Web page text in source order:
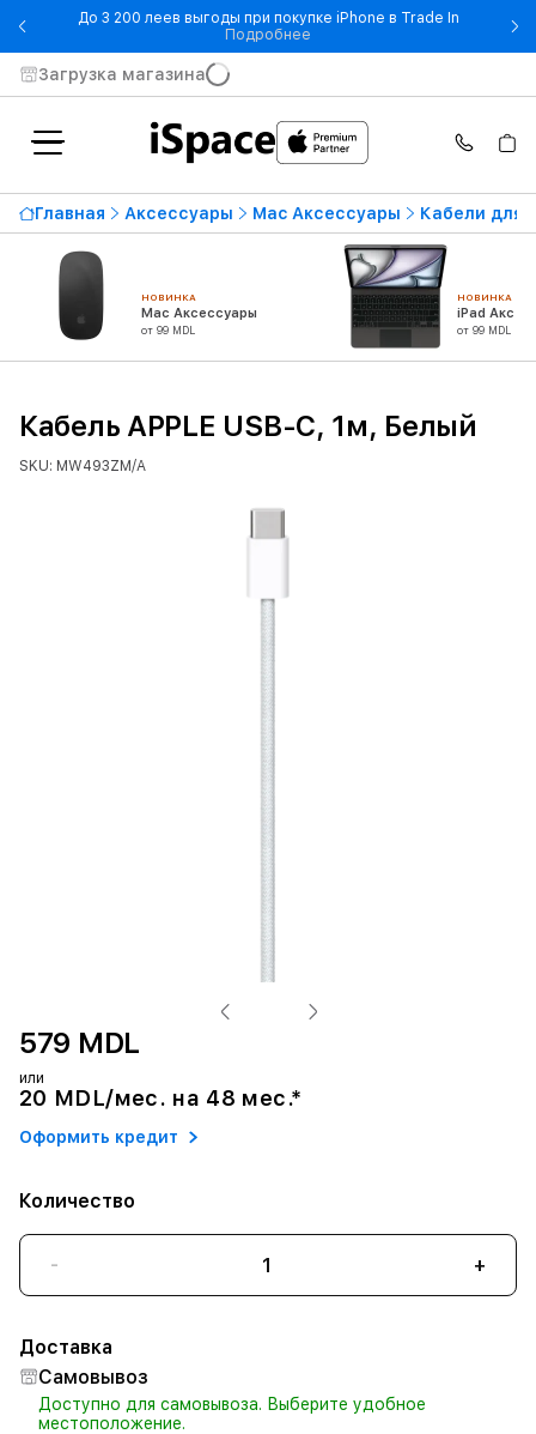
До 3 200 леев выгоды при покупке iPhone в Trade In
Подробнее - До 3 200 леев выгоды при
Загрузка магазина
Главная Аксессуары Mac Аксессуары Кабели для
НОВИНКА
Mac Аксессуары
от 99 MDL
НОВИНКА
iPad
от 99 MDL
Кабель APPLE USB-C, 1м, Белый
SKU: MW493ZM/A
579 MDL
или
20 MDL/мес. на 48 мес.*
Оформить кредит
Количество
- +
Доставка
Самовывоз
Доступно для самовывоза. Выберите удобное
местоположение.